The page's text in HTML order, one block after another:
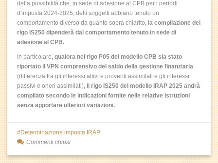
della possibilità che, in sede di adesione al CPB per i periodi
d'imposta 2024-2025, detti soggetti abbiano tenuto un
comportamento diverso da quanto sopra chiarito, la compilazione del
rigo IS250 dipenderà dal comportamento tenuto in sede di
adesione al CPB.
In particolare, qualora nel rigo P05 del modello CPB sia stato
riportato il VPN comprensivo del saldo della gestione finanziaria
(differenza tra gli interessi attivi e proventi assimilati e gli interessi
passivi e oneri assimilati), il rigo IS250 del modello IRAP 2025 andrà
compilato secondo le indicazioni fornite nelle relative istruzioni
senza apportare ulteriori variazioni.
Determinazione imposta IRAP
Commenti chiusi